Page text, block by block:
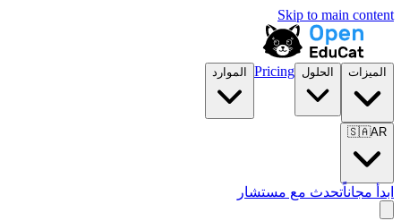
Skip to main content
الميزات الحلول Pricing الموارد
🇸🇦AR
ابدأ مجاناًتحدث مع مستشار